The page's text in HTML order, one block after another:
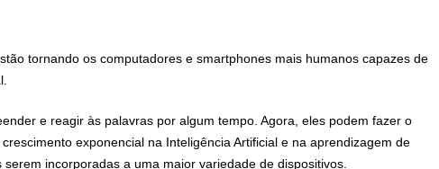
tornando os computadores e smartphones mais humanos capazes de
e reagir às palavras por algum tempo. Agora, eles podem fazer o
exponencial na Inteligência Artificial e na aprendizagem de
incorporadas a uma maior variedade de dispositivos.